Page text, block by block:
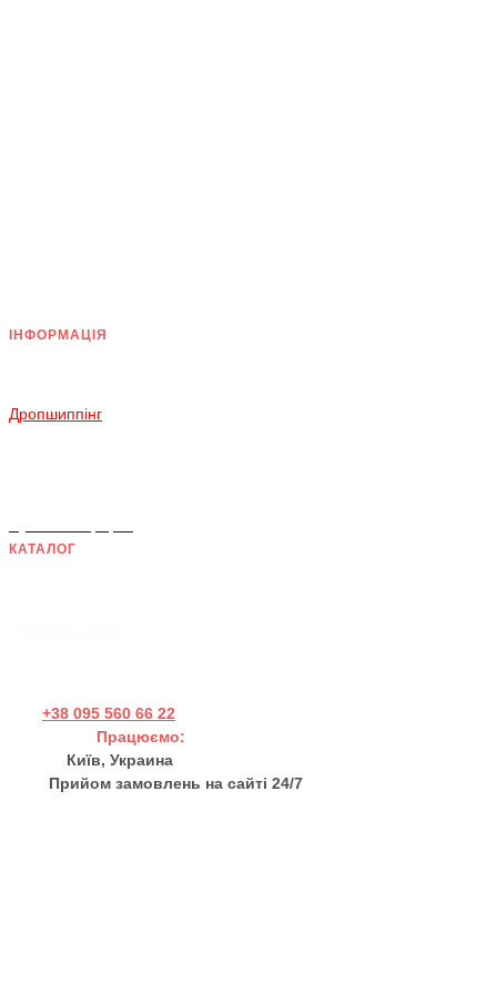
ІНФОРМАЦІЯ
Дропшиппінг
КАТАЛОГ
+38 095 560 66 22
Працюємо:
Київ, Украина
Прийом замовлень на сайті 24/7